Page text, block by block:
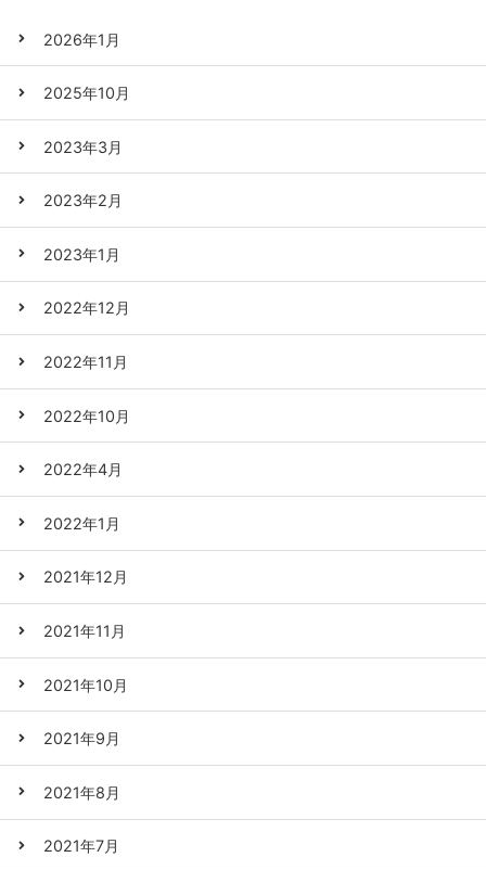
2026年1月
2025年10月
2023年3月
2023年2月
2023年1月
2022年12月
2022年11月
2022年10月
2022年4月
2022年1月
2021年12月
2021年11月
2021年10月
2021年9月
2021年8月
2021年7月